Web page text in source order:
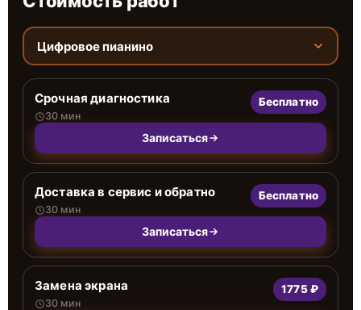
Цифровое пианино
Срочная диагностика
30 мин
Бесплатно
Записаться
Доставка в сервис и обратно
30 мин
Бесплатно
Записаться
Замена экрана
30 мин
1775 ₽